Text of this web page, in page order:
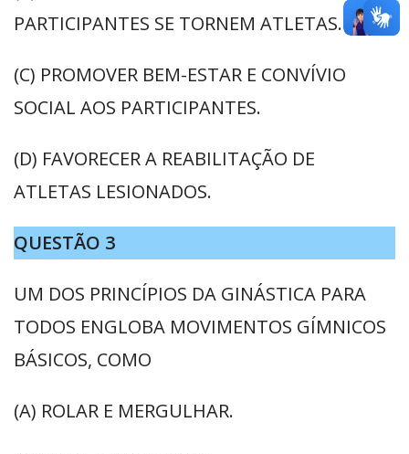
PARTICIPANTES SE TORNEM ATLETAS.
(C) PROMOVER BEM-ESTAR E CONVÍVIO
SOCIAL AOS PARTICIPANTES.
(D) FAVORECER A REABILITAÇÃO DE
ATLETAS LESIONADOS.
QUESTÃO 3
UM DOS PRINCÍPIOS DA GINÁSTICA PARA
TODOS ENGLOBA MOVIMENTOS GÍMNICOS
BÁSICOS, COMO
(A) ROLAR E MERGULHAR.